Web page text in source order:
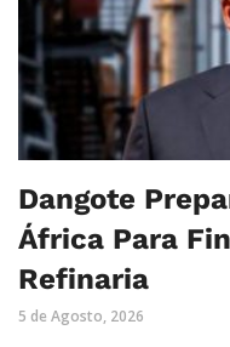
Dangote
África Para
Refinaria
5 de Agosto, 2026